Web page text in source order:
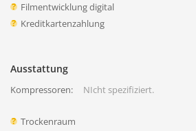
Filmentwicklung digital
Kreditkartenzahlung
Ausstattung
Kompressoren: NIcht spezifiziert.
Trockenraum